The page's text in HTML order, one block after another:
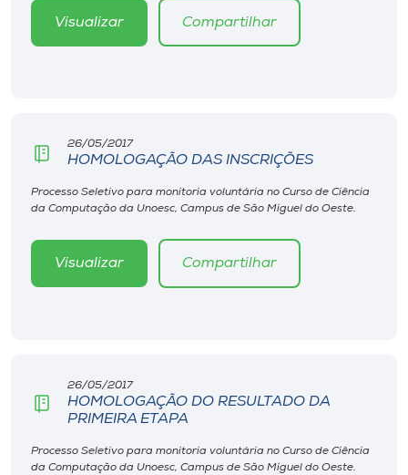
Visualizar Compartilhar
26/05/2017
HOMOLOGAÇÃO DAS INSCRIÇÕES
Processo Seletivo para monitoria voluntária no Curso de Ciência
da Computação da Unoesc, Campus de São Miguel do Oeste.
Visualizar Compartilhar
26/05/2017
HOMOLOGAÇÃO DO RESULTADO DA
PRIMEIRA ETAPA
Processo Seletivo para monitoria voluntária no Curso de Ciência
da Computação da Unoesc, Campus de São Miguel do Oeste.